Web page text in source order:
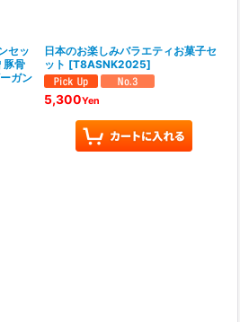
セッ
豚骨
ガン
日本のお楽しみバラエティお菓子セ
ット [T8ASNK2025]
5,300Yen